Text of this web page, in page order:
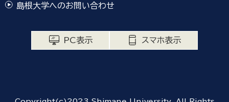
島根大学へのお問い合わせ
PC表示 スマホ表示